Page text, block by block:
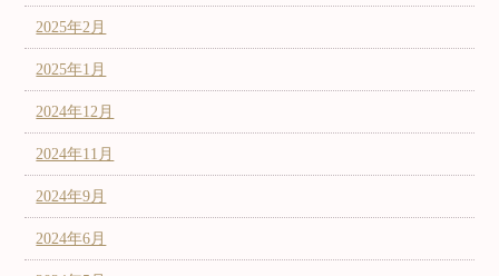
2025年2月
2025年1月
2024年12月
2024年11月
2024年9月
2024年6月